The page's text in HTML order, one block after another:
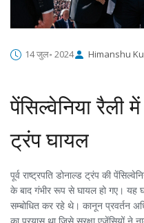
14 जुल॰ 2024 Himanshu
पेंसिल्वेनिया रैली में
ट्रंप घायल
पूर्व राष्ट्रपति डोनाल्ड ट्रंप की
के बाद गंभीर रूप से घायल हो गए। यह
सम्बोधित कर रहे थे। कानून प्रवर्तन